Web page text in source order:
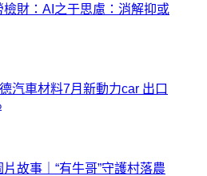
檢財：AI之于思慮：消解抑或
汽車材料7月新動力car 出口
故事｜“有牛哥”守護村落農